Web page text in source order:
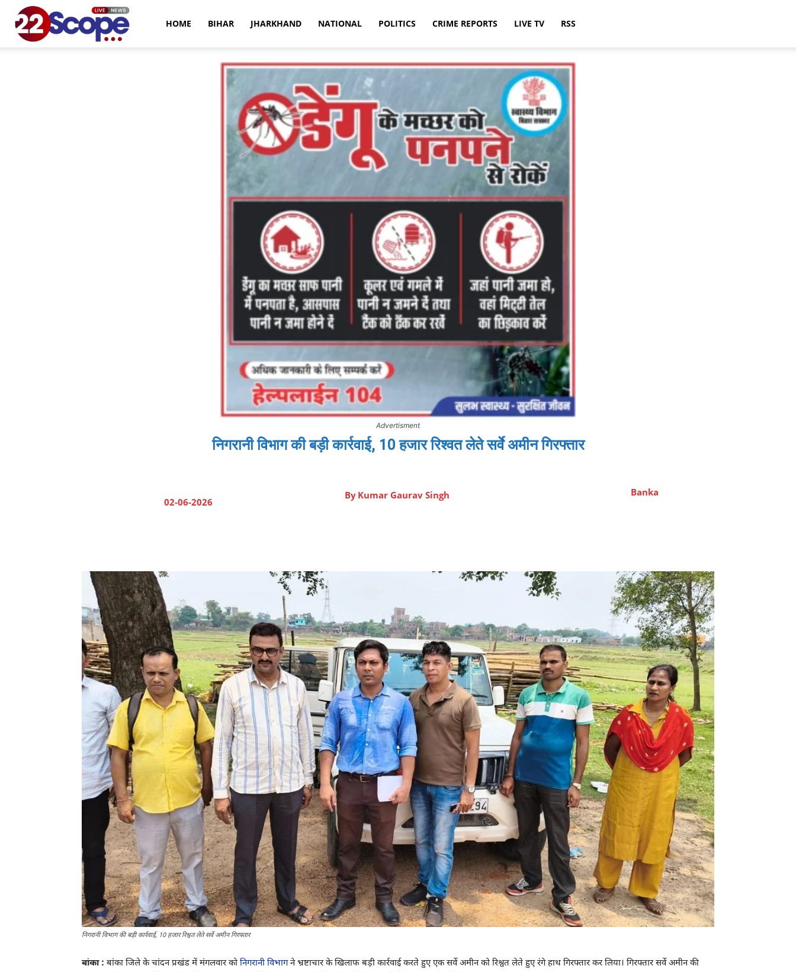
HOME BIHAR JHARKHAND NATIONAL POLITICS CRIME REPORTS LIVE TV RSS
Advertisment
निगरानी विभाग की बड़ी कार्रवाई, 10 हजार रिश्वत लेते सर्वे अमीन गिरफ्तार
02-06-2026
By Kumar Gaurav Singh Banka
निगरानी विभाग की बड़ी कार्रवाई, 10 हजार रिश्वत लेते सर्वे अमीन गिरफ्तार
बांका : बांका जिले के चांदन प्रखंड में मंगलवार को निगरानी विभागने भ्रष्टाचार के खिलाफ बड़ी कार्रवाई करते हुए एक सर्वे अमीन को रिश्वत लेते हुए रंगे हाथ गिरफ्तार कर लिया। गिरफ्तार सर्वे अमीन की